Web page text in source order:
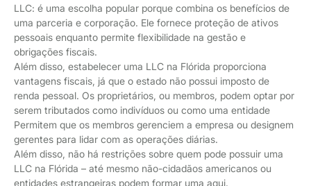
LLC: é uma escolha popular porque combina os benefícios de
uma parceria e corporação. Ele fornece proteção de ativos
pessoais enquanto permite flexibilidade na gestão e
obrigações fiscais.
Além disso, estabelecer uma LLC na Flórida proporciona
vantagens fiscais, já que o estado não possui imposto de
renda pessoal. Os proprietários, ou membros, podem optar por
serem tributados como indivíduos ou como uma entidade
Permitem que os membros gerenciem a empresa ou designem
gerentes para lidar com as operações diárias.
Além disso, não há restrições sobre quem pode possuir uma
LLC na Flórida – até mesmo não-cidadãos americanos ou
entidades estrangeiras podem formar uma aqui.